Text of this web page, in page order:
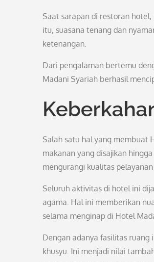
Saat sarapan di restoran
itu, suasana tenang dan
ketenangan.
Dari pengalaman bertemu
Madani Syariah berhasil
Salah satu hal yang membuat
makanan yang disajikan
mengurangi kualitas
Seluruh aktivitas di hotel ini
agama. Hal ini memberikan
selama menginap di Hotel
Dengan adanya fasilitas
khusyu. Ini menjadi nilai